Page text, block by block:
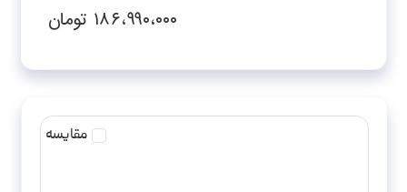
۱۸۶،۹۹۰،۰۰۰ تومان
مقایسه